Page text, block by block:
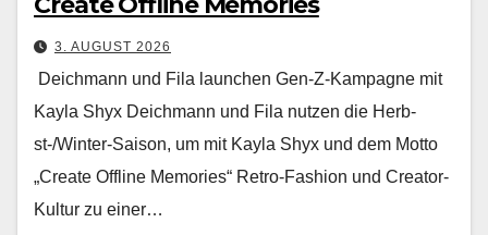
3. AUGUST 2026
Deichmann und Fila launchen Gen-Z-Kampagne mit
Kayla Shyx Deich­mann und Fila nutzen die Herb­
st-/Win­ter-Sai­son, um mit Kay­la Shyx und dem Mot­to
„Cre­ate Offline Mem­o­ries“ Retro-Fash­ion und Cre­ator-
Kul­tur zu ein­er…